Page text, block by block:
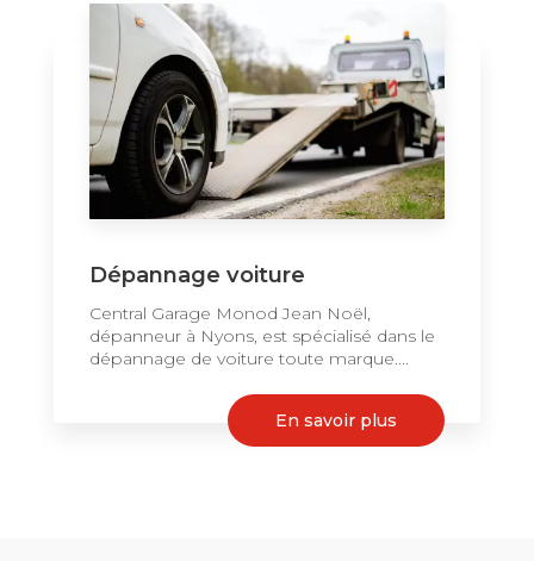
Dépannage voiture
Central Garage Monod Jean Noël,
dépanneur à Nyons, est spécialisé dans le
dépannage de voiture toute marque....
En savoir plus